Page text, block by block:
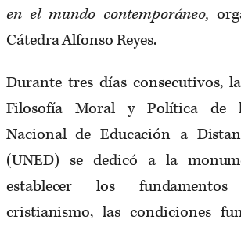
en el mundo contemporáneo,
Cátedra Alfonso Reyes.
Durante tres días consecutivos,
Filosofía Moral y Política de
Nacional de Educación a
(UNED) se dedicó a la
establecer los
cristianismo, las condiciones